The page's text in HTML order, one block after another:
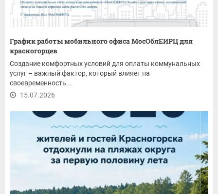
График работы мобильного офиса МосОблЕИРЦ для
красногорцев
Создание комфортных условий для оплаты коммунальных
услуг – важный фактор, который влияет на
своевременность...
15.07.2026